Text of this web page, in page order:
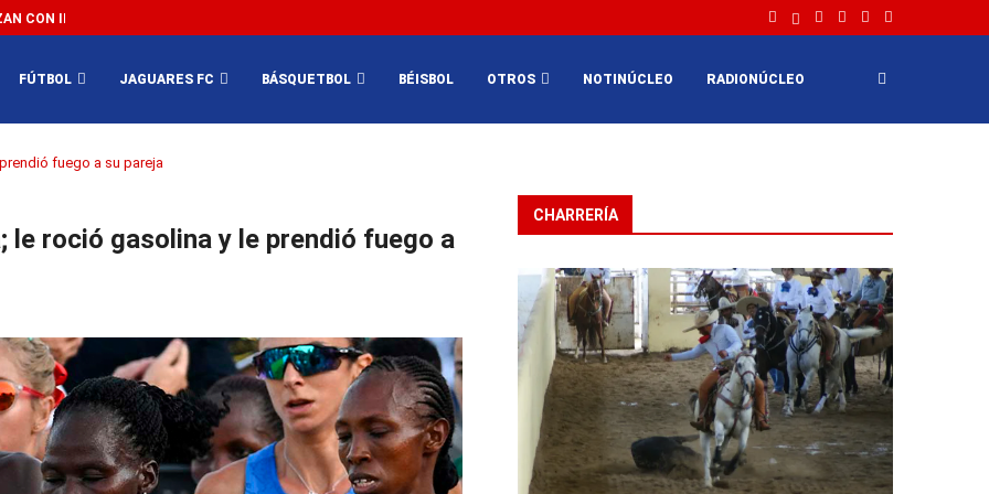
CON IMPEDIR EL MÉXICO VS SUDÁFRICA...
FÚTBOL JAGUARES FC BÁSQUETBOL BÉISBOL OTROS NOTINÚCLEO RADIONÚCLEO
fuego a su pareja
roció gasolina y le prendió fuego a
CHARRERÍA